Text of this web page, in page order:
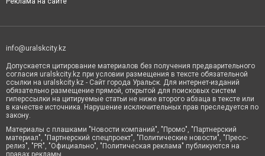
info@uralskcity.kz
Допускается цитирование материалов без получения предварительного
согласия uralskcity.kz при условии размещения в тексте обязательной
ссылки на uralskcity.kz - Сайт города Уральск. Для интернет-изданий
обязательно размещение прямой, открытой для поисковых систем
гиперссылки на цитируемые статьи не ниже второго абзаца в тексте или
в качестве источника. Нарушение исключительных прав преследуется по
закону.
Материалы с плашками "Новости компаний", "Промо", "Партнерский
материал", "Партнерский спецпроект", "Политические новости", "Пресс-
релиз", "PR", "Официально", "Политическая реклама" публикуются на
правах рекламы.